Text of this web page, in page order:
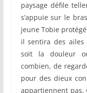
paysage défile
s’appuie sur le
jeune Tobie
il sentira des
soit la douleur
combien, de
pour des dieux
appartiennent pas.